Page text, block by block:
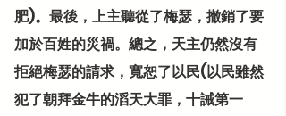
肥)。最後，上主聽從了梅瑟，撤銷了要
加於百姓的災禍。總之，天主仍然沒有
拒絕梅瑟的請求，寬恕了以民(以民雖然
犯了朝拜金牛的滔天大罪，十誡第一